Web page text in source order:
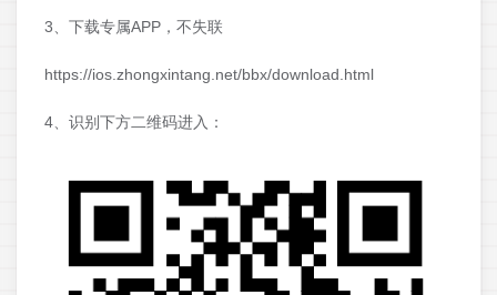
3、下载专属APP，不失联
https://ios.zhongxintang.net/bbx/download.html
4、识别下方二维码进入：